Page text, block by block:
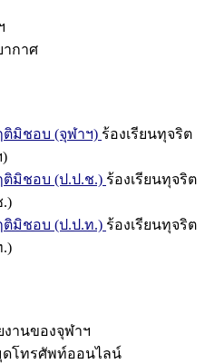
ากาศ
ติมิชอบ (จุฬาฯ) ร้องเรียนทุจริต
ติมิชอบ (ป.ป.ช.) ร้องเรียนทุจริต
ติมิชอบ (ป.ป.ท.) ร้องเรียนทุจริต
านของจุฬาฯ
ดโทรศัพท์ออนไลน์